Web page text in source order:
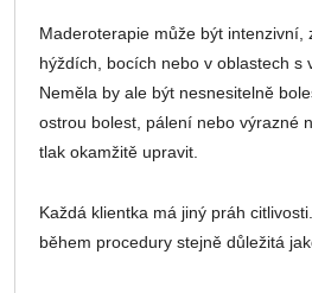
Maderoterapie může být intenzivní,
hýždích, bocích nebo v oblastech s
Neměla by ale být nesnesitelně
ostrou bolest, pálení nebo výrazné
tlak okamžitě upravit.
Každá klientka má jiný práh
během procedury stejně důležitá